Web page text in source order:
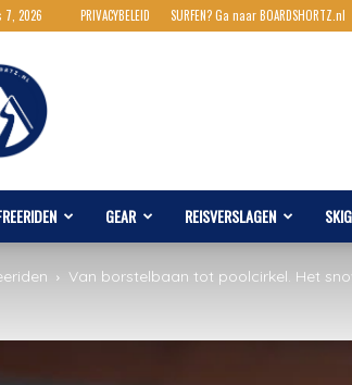
7, 2026 PRIVACYBELEID SURFEN? Ga naar BOARDSHORTZ.nl
GEAR REISVERSLAGEN
Van borstelbaan tot poolcirkel. Het